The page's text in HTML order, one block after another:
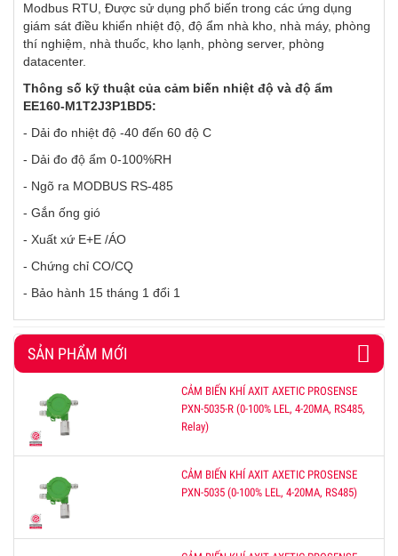
Modbus RTU, Được sử dụng phổ biến trong các ứng dụng
giám sát điều khiển nhiệt độ, độ ẩm nhà kho, nhà máy, phòng
thí nghiệm, nhà thuốc, kho lạnh, phòng server, phòng
datacenter.
Thông số kỹ thuật của cảm biến nhiệt độ và độ ẩm
EE160-M1T2J3P1BD5:
- Dải đo nhiệt độ -40 đến 60 độ C
- Dải đo độ ẩm 0-100%RH
- Ngõ ra MODBUS RS-485
- Gắn ống gió
- Xuất xứ E+E /ÁO
- Chứng chỉ CO/CQ
- Bảo hành 15 tháng 1 đổi 1
SẢN PHẨM MỚI
CẢM BIẾN KHÍ AXIT AXETIC PROSENSE
PXN-5035-R (0-100% LEL, 4-20MA, RS485,
Relay)
CẢM BIẾN KHÍ AXIT AXETIC PROSENSE
PXN-5035 (0-100% LEL, 4-20MA, RS485)